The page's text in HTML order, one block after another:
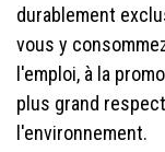
durablement
vous y
l'emploi, à la
plus grand